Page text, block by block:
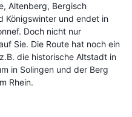
Altenberg, Bergisch
Königswinter und endet in
Doch nicht nur
Sie. Die Route hat noch ein
die historische Altstadt in
in Solingen und der Berg
Rhein.